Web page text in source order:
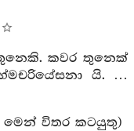
තුනෙකි. කවර තුනෙක්
යි. …
මෙන් විතර කටයුතු)